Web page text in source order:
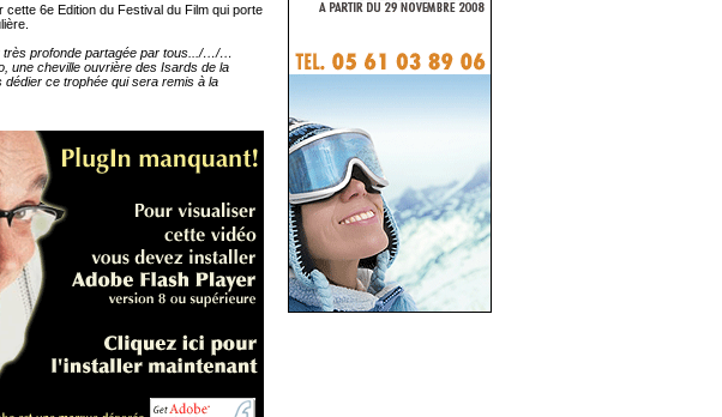
6e Edition du Festival du Film qui porte
très profonde partagée par tous.../…/…
une cheville ouvrière des Isards de la
dédier ce trophée qui sera remis à la